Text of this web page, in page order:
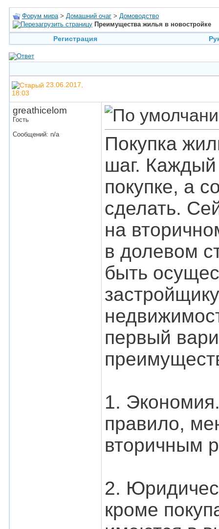
Форум мира > Домашний очаг > Домоводство
Преимущества жилья в новостройке
Регистрация
23.06.2017,
18:03
greathicelom
Гость
Сообщений: n/a
Покупка
шаг. Каждый
покупке, а
сделать.
на
в долевом
быть
первый
1.
правило,
вторичным
2.
кроме